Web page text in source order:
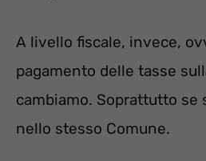
A livello fiscale, invece,
pagamento delle tasse
cambiamo. Soprattutto se
nello stesso Comune.